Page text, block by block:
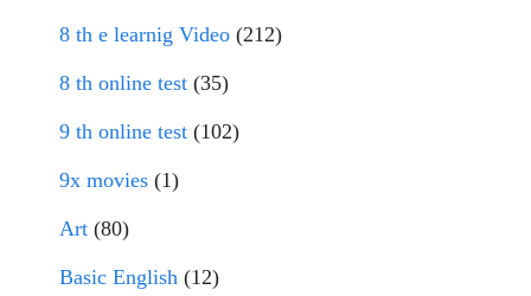
8 th e learnig Video (212)
8 th online test (35)
9 th online test (102)
9x movies (1)
Art (80)
Basic English (12)